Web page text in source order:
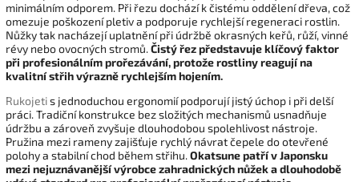
minimálním odporem. Při řezu dochází k čistému oddělení dřeva, což
omezuje poškození pletiv a podporuje rychlejší regeneraci rostlin.
Nůžky tak nacházejí uplatnění při údržbě okrasných keřů, růží, vinné
révy nebo ovocných stromů.Čistý řez představuje klíčový faktor
při profesionálním prořezávání, protože rostliny reagují na
kvalitní střih výrazně rychlejším hojením.
Rukojetis jednoduchou ergonomií podporují jistý úchop i při delší
práci. Tradiční konstrukce bez složitých mechanismů usnadňuje
údržbu a zároveň zvyšuje dlouhodobou spolehlivost nástroje.
Pružina mezi rameny zajišťuje rychlý návrat čepele do otevřené
polohy a stabilní chod během střihu.Okatsune patří v Japonsku
mezi nejuznávanější výrobce zahradnických nůžek a dlouhodobě